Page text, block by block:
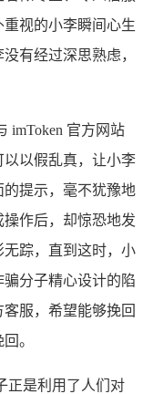
视的小李瞬间心生
有经过深思熟虑，
imToken 官方网站
以假乱真，让小李
提示，毫不犹豫地
作后，却惊恐地发
踪，直到这时，小
分子精心设计的陷
服，希望能够挽回
。
正是利用了人们对